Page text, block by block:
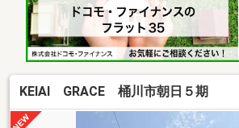
KEIAI GRACE 桶川市朝日５期